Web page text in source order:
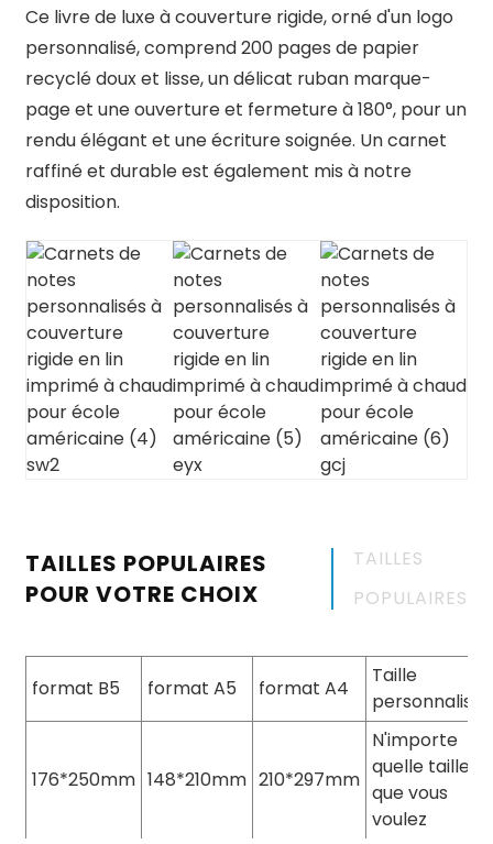
Ce livre de luxe à couverture rigide, orné d'un logo
personnalisé, comprend 200 pages de papier
recyclé doux et lisse, un délicat ruban marque-
page et une ouverture et fermeture à 180°, pour un
rendu élégant et une écriture soignée. Un carnet
raffiné et durable est également mis à notre
disposition.
TAILLES POPULAIRES
POUR VOTRE CHOIX
TAILLES
POPULAIRES
format B5 format A5 format A4
Taille
personnalisée
176*250mm 148*210mm 210*297mm
N'importe
quelle taille
que vous
voulez